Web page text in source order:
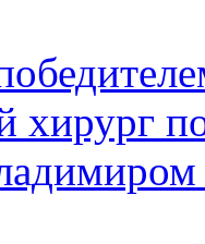
хирург